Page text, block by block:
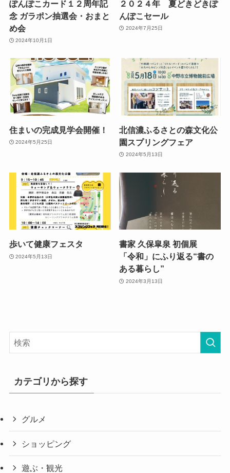
ぽんぽこカード１２周年記
念 ガラポン抽選会・おまと
め会
2024年10月1日
２０２４年 夏どきどきぽ
んぽこセール
2024年7月25日
住まいの完成見学会開催！
2024年5月25日
北信濃ふるさとの森文化公
園スプリングフェア
2024年5月13日
歩いて健康フェスタ
2024年5月13日
書家 久保皐泉 初個展
「令和」にふり返る“書の
ある暮らし”
2024年3月13日
カテゴリから探す
グルメ
ショッピング
遊ぶ・観光